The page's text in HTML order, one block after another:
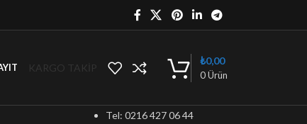
KARGO TAKİP
0Ürün
₺0,00
Tel: 0216 427 06 44